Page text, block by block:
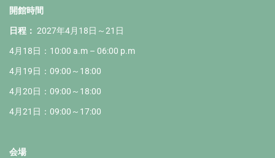
開館時間
日程： 2027年4月18日～21日
4月18日：10:00 a.m – 06:00 p.m
4月19日：09:00～18:00
4月20日：09:00～18:00
4月21日：09:00～17:00
会場